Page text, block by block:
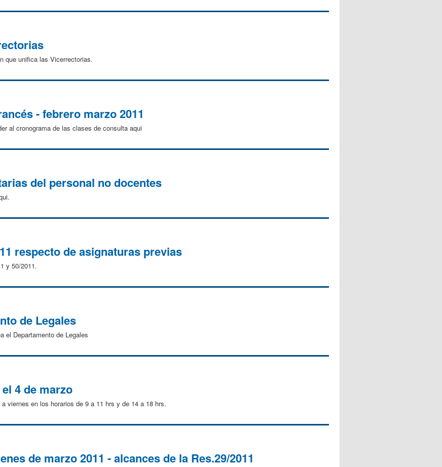
que unifica las Vicerrectorias.
- febrero marzo 2011
al cronograma de las clases de consulta aqui
del personal no docentes
respecto de asignaturas previas
y 50/2011.
de Legales
el Departamento de Legales
4 de marzo
viernes en los horarios de 9 a 11 hrs y de 14 a 18 hrs.
de marzo 2011 - alcances de la Res.29/2011